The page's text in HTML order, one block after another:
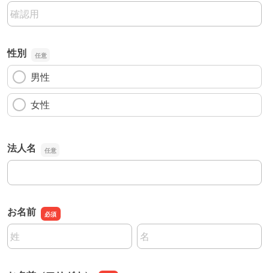
Eメールアドレスの確認用
性別
男性
女性
法人名
法人名
お名前
名前の姓
名前の名